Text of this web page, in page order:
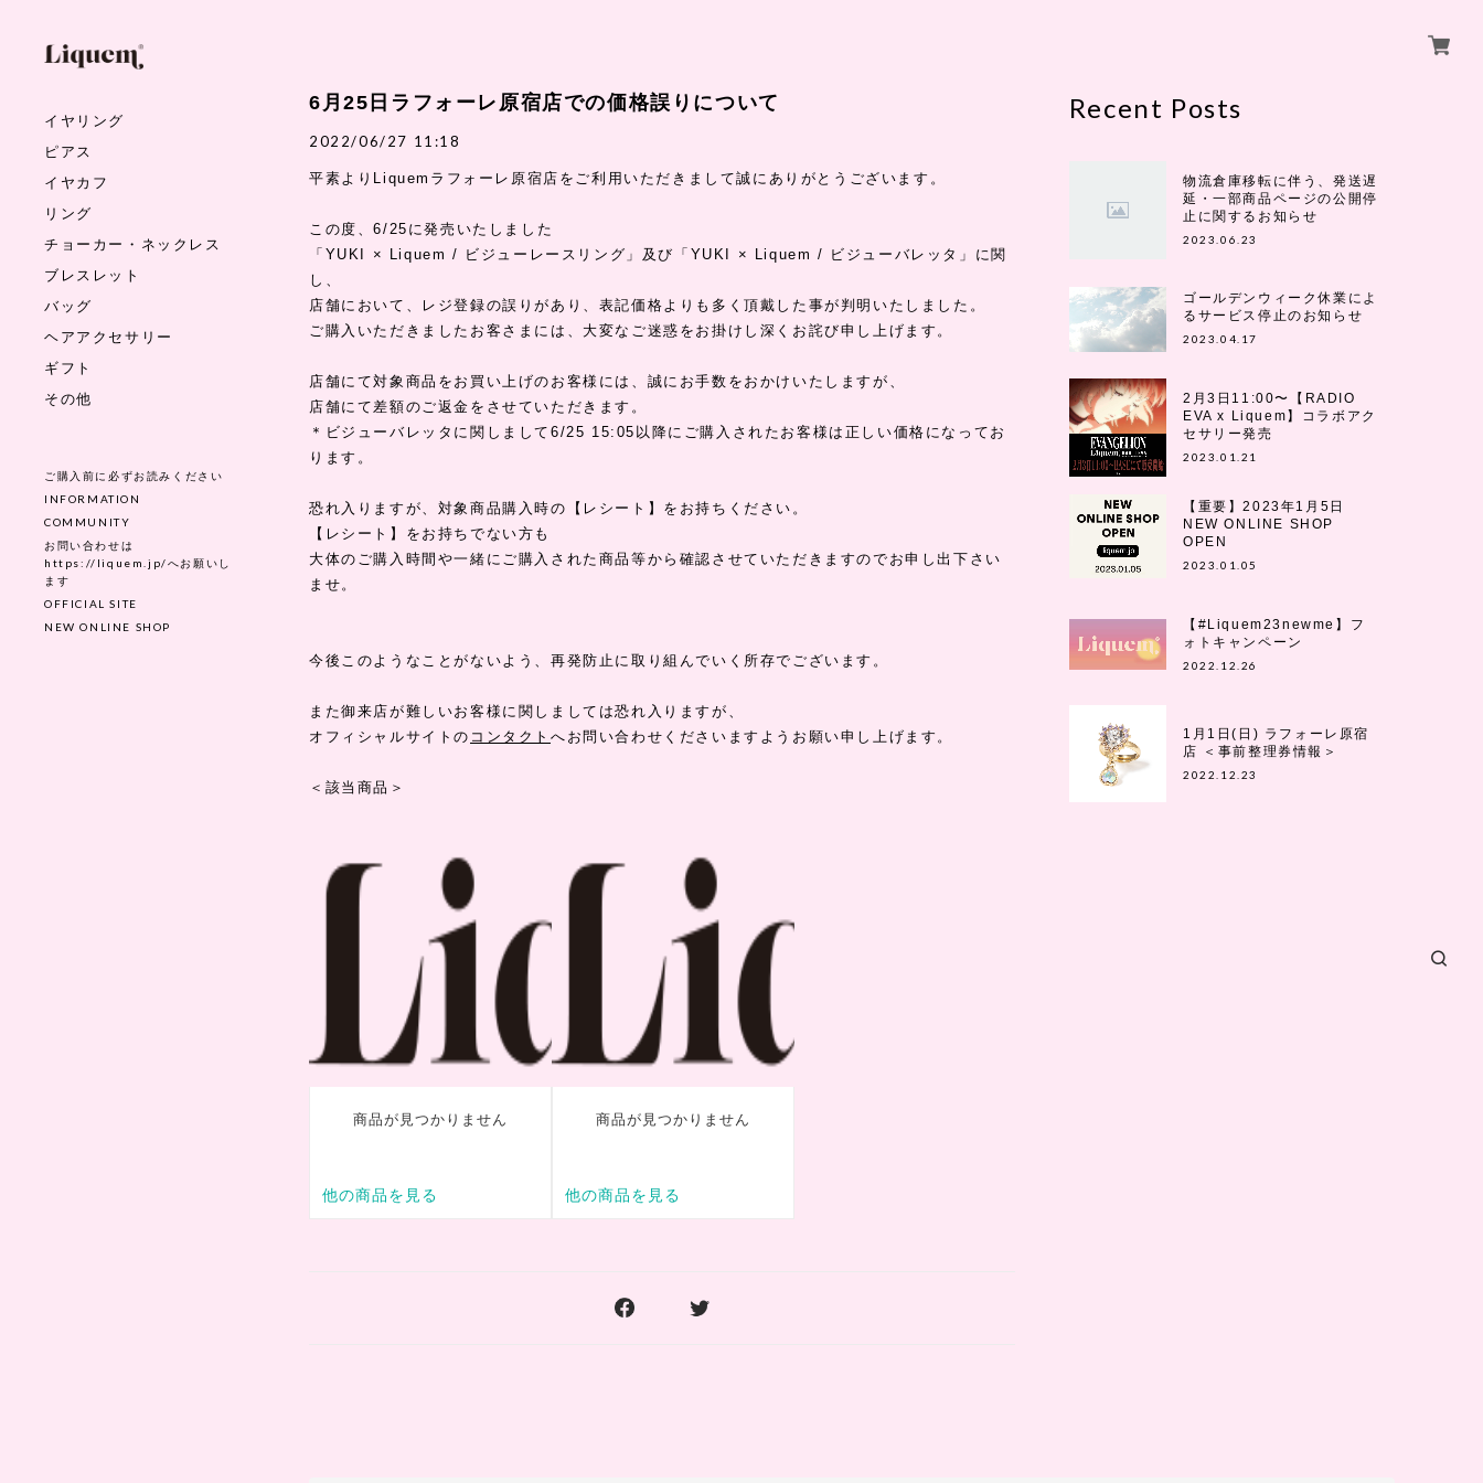
イヤリング
ピアス
イヤカフ
リング
チョーカー・ネックレス
ブレスレット
バッグ
ヘアアクセサリー
ギフト
その他
ご購入前に必ずお読みください
INFORMATION
COMMUNITY
お問い合わせは
https://liquem.jp/へお願いし
ます
OFFICIAL SITE
NEW ONLINE SHOP
6月25日ラフォーレ原宿店での価格誤りについて
2022/06/27 11:18
平素よりLiquemラフォーレ原宿店をご利用いただきまして誠にありがとうございます。
この度、6/25に発売いたしました
「YUKI × Liquem / ビジューレースリング」及び「YUKI × Liquem / ビジューバレッタ」に関
し、
店舗において、レジ登録の誤りがあり、表記価格よりも多く頂戴した事が判明いたしました。
ご購入いただきましたお客さまには、大変なご迷惑をお掛けし深くお詫び申し上げます。
店舗にて対象商品をお買い上げのお客様には、誠にお手数をおかけいたしますが、
店舗にて差額のご返金をさせていただきます。
＊ビジューバレッタに関しまして6/25 15:05以降にご購入されたお客様は正しい価格になってお
ります。
恐れ入りますが、対象商品購入時の【レシート】をお持ちください。
【レシート】をお持ちでない方も
大体のご購入時間や一緒にご購入された商品等から確認させていただきますのでお申し出下さい
ませ。
今後このようなことがないよう、再発防止に取り組んでいく所存でございます。
また御来店が難しいお客様に関しましては恐れ入りますが、
オフィシャルサイトの コンタクト へお問い合わせくださいますようお願い申し上げます。
＜該当商品＞
Recent Posts
物流倉庫移転に伴う、発送遅
延・一部商品ページの公開停
止に関するお知らせ
2023.06.23
ゴールデンウィーク休業によ
るサービス停止のお知らせ
2023.04.17
2月3日11:00〜【RADIO
EVA x Liquem】コラボアク
セサリー発売
2023.01.21
【重要】2023年1月5日
NEW ONLINE SHOP
OPEN
2023.01.05
【#Liquem23newme】フ
ォトキャンペーン
2022.12.26
1月1日(日) ラフォーレ原宿
店 ＜事前整理券情報＞
2022.12.23